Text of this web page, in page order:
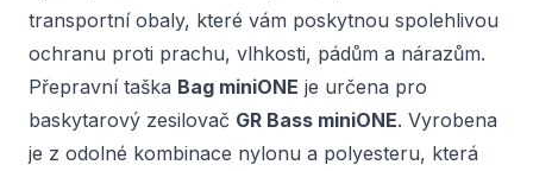
transportní obaly, které vám poskytnou spolehlivou
ochranu proti prachu, vlhkosti, pádům a nárazům.
Přepravní taška Bag miniONE je určena pro
baskytarový zesilovač GR Bass miniONE. Vyrobena
je z odolné kombinace nylonu a polyesteru, která